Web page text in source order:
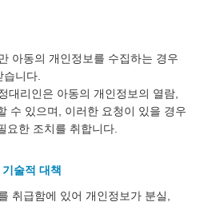
아동의 개인정보를 수집하는 경우
니다.
대리인은 아동의 개인정보의 열람,
수 있으며, 이러한 요청이 있을 경우
요한 조치를 취합니다.
술적 대책
취급함에 있어 개인정보가 분실,